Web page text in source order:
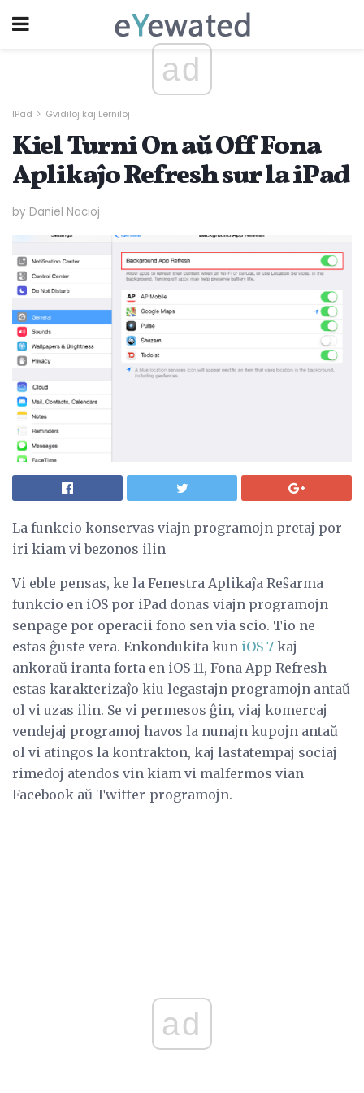
ad
IPad Gvidiloj kaj Lerniloj
Kiel Turni On aŭ Off Fona
Aplikaĵo Refresh sur la iPad
by Daniel Nacioj
La funkcio konservas viajn programojn pretaj por
iri kiam vi bezonos ilin
Vi eble pensas, ke la Fenestra Aplikaĵa Reŝarma
funkcio en iOS por iPad donas viajn programojn
senpage por operacii fono sen via scio. Tio ne
estas ĝuste vera. Enkondukita kun iOS 7 kaj
ankoraŭ iranta forta en iOS 11, Fona App Refresh
estas karakterizaĵo kiu legastajn programojn antaŭ
ol vi uzas ilin. Se vi permesos ĝin, viaj komercaj
vendejaj programoj havos la nunajn kupojn antaŭ
ol vi atingos la kontrakton, kaj lastatempaj sociaj
rimedoj atendos vin kiam vi malfermos vian
Facebook aŭ Twitter-programojn.
ad